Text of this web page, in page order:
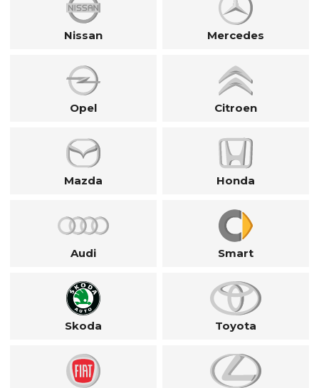
Nissan Mercedes
Opel Citroen
Mazda Honda
Audi Smart
Skoda Toyota